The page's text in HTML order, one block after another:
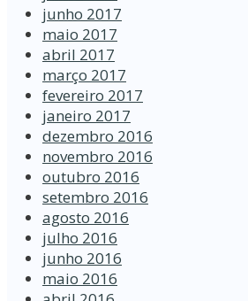
junho 2017
maio 2017
abril 2017
março 2017
fevereiro 2017
janeiro 2017
dezembro 2016
novembro 2016
outubro 2016
setembro 2016
agosto 2016
julho 2016
junho 2016
maio 2016